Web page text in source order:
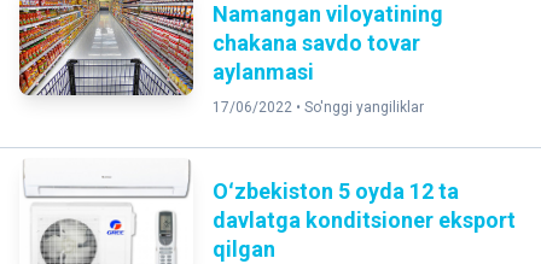
Namangan viloyatining
chakana savdo tovar
aylanmasi
17/06/2022 • So'nggi yangiliklar
Oʻzbekiston 5 oyda 12 ta
davlatga konditsioner eksport
qilgan